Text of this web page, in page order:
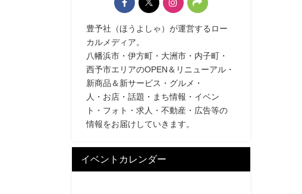
豊予社（ほうよしゃ）が運営するロー
カルメディア。
八幡浜市・伊方町・大洲市・内子町・
西予市エリアのOPEN＆リニューアル・
新商品＆新サービス・グルメ・
人・お店・話題・まち情報・イベン
ト・フォト・求人・不動産・広告等の
情報をお届けしていきます。
イベントカレンダー